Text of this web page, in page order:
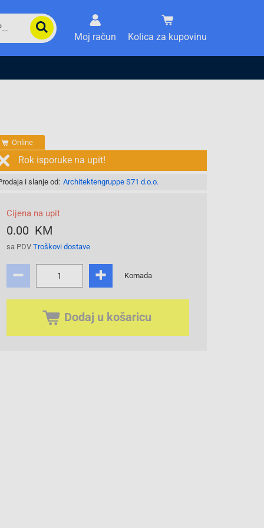
Moj račun Kolica za kupovinu
Online
Rok isporuke na upit!
i slanje od: Architektengruppe S71 d.o.o.
Cijena na upit
0.00 KM
sa PDV Troškovi dostave
Komada
Dodaj u košaricu